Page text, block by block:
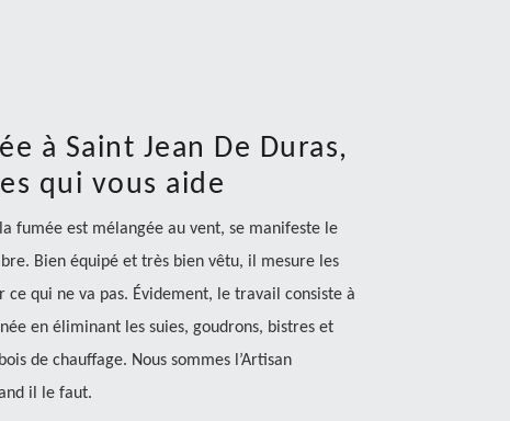
à Saint Jean De Duras,
qui vous aide
fumée est mélangée au vent, se manifeste le
Bien équipé et très bien vêtu, il mesure les
qui ne va pas. Évidement, le travail consiste à
en éliminant les suies, goudrons, bistres et
de chauffage. Nous sommes l’Artisan
il le faut.